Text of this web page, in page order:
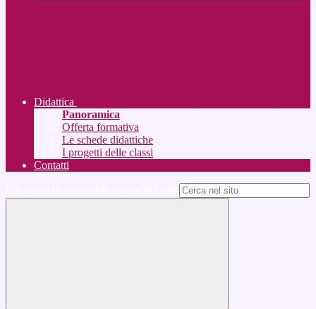
Didattica
Panoramica
Offerta formativa
Le schede didattiche
I progetti delle classi
Contatti